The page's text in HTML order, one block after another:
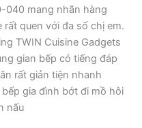
040 mang nhãn hàng
quen với đa số chị em.
TWIN Cuisine Gadgets
gian bếp có tiếng đáp
rất giản tiện nhanh
gia đình bớt đi mồ hôi
nấu